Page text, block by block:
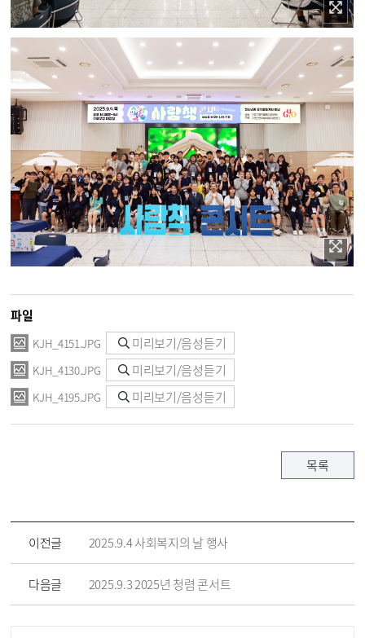
파일
KJH_4151.JPG 미리보기/음성듣기
KJH_4130.JPG 미리보기/음성듣기
KJH_4195.JPG 미리보기/음성듣기
목록
이전글 2025.9.4 사회복지의 날 행사
다음글 2025.9.3 2025년 청렴 콘서트